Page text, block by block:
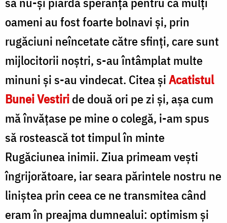
oameni au fost foarte bolnavi și, prin
rugăciuni neîncetate către sfinţi, care sunt
mijlocitorii noștri, s-au întâmplat multe
minuni și s-au vindecat. Citea șiAcatistul
Bunei Vestiride două ori pe zi și, așa cum
mă învățase pe mine o colegă, i-am spus
să rostească tot timpul în minte
Rugăciunea inimii. Ziua primeam vești
îngrijorătoare, iar seara părintele nostru ne
liniștea prin ceea ce ne transmitea când
eram în preajma dumnealui: optimism și